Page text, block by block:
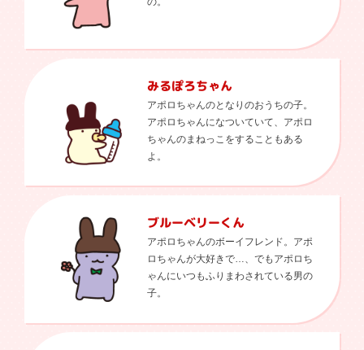
みるぽろちゃん
アポロちゃんのとなりのおうちの子。
アポロちゃんになついていて、アポロ
ちゃんのまねっこをすることもある
よ。
ブルーベリーくん
アポロちゃんのボーイフレンド。アポ
ロちゃんが大好きで…、でもアポロち
ゃんにいつもふりまわされている男の
子。